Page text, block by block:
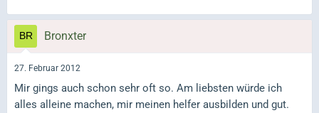
Bronxter
27. Februar 2012
Mir gings auch schon sehr oft so. Am liebsten würde ich
alles alleine machen, mir meinen helfer ausbilden und gut.